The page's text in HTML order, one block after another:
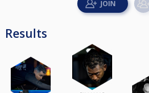
Results